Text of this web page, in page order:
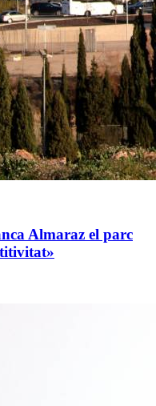
Almaraz el parc